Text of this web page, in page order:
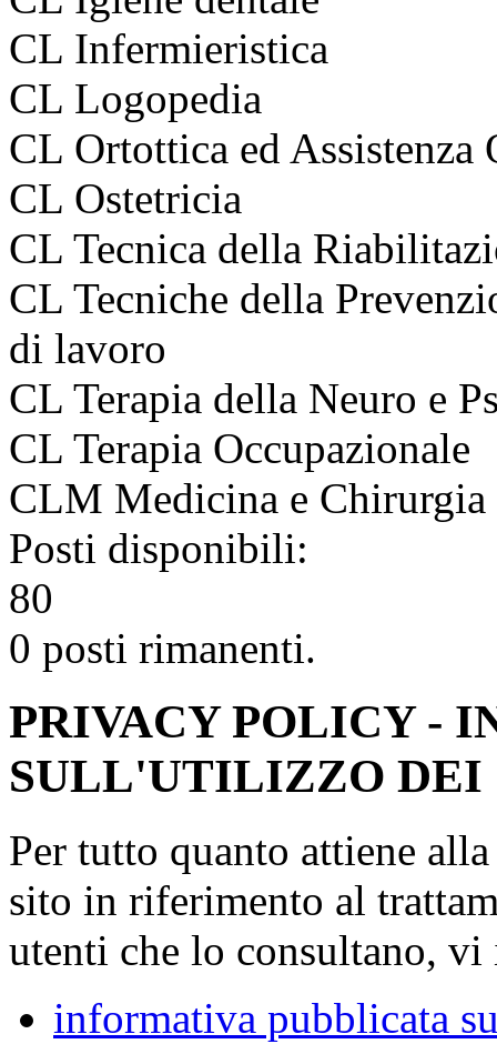
CL Infermieristica
CL Logopedia
CL Ortottica ed Assistenza
CL Ostetricia
CL Tecnica della
CL Tecniche della
di lavoro
CL Terapia della Neuro e
CL Terapia Occupazionale
CLM Medicina e Chirurgia
Posti disponibili:
80
0 posti rimanenti.
PRIVACY POLICY -
SULL'UTILIZZO DEI
Per tutto quanto attiene
sito in riferimento al
utenti che lo consultano,
informativa pubblicata